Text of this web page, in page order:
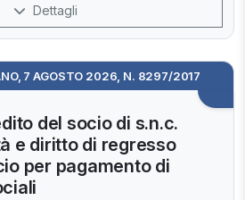
Dettagli
7 AGOSTO 2026, N. 8297/2017
del socio di s.n.c.
e diritto di regresso
per pagamento di